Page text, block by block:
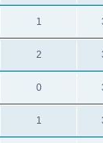
1
2
0
1